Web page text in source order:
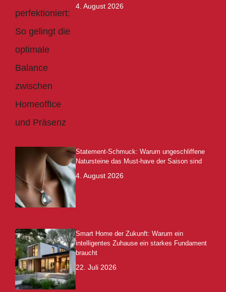
4. August 2026
Statement-Schmuck: Warum ungeschliffene
Natursteine das Must-have der Saison sind
4. August 2026
Smart Home der Zukunft: Warum ein
intelligentes Zuhause ein starkes Fundament
braucht
22. Juli 2026